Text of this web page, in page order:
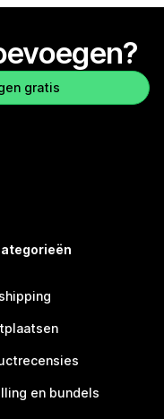
gratis
en bundels